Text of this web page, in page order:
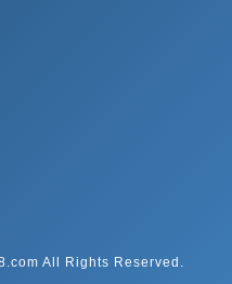
All Rights Reserved.